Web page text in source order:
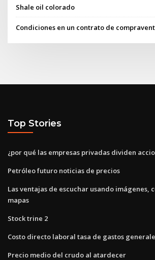
Shale oil colorado
Condiciones en un contrato de
Top Stories
¿por qué las empresas privadas dividen
Petróleo futuro noticias de precios
Las ventajas de escuchar usando imágenes,
mapas
Stock trine 2
Costo directo laboral tasa de gastos
Precio medio del crudo al atardecer